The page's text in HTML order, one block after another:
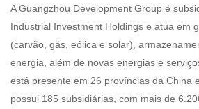
A Guangzhou Development Group é
Industrial Investment Holdings e atua em
(carvão, gás, eólica e solar),
energia, além de novas energias e
está presente em 26 províncias da China
possui 185 subsidiárias, com mais de